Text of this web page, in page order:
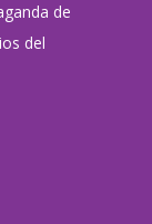
de
del